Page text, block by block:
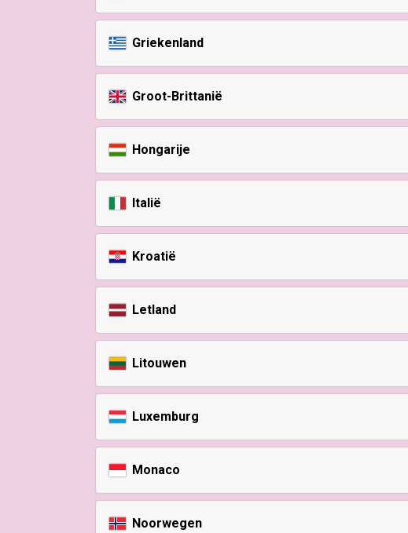
Griekenland
Groot-Brittanië
Hongarije
Italië
Kroatië
Letland
Litouwen
Luxemburg
Monaco
Noorwegen